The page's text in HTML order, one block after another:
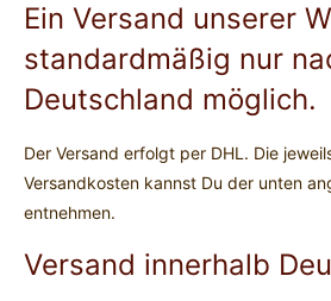
Ein Versand unserer
standardmäßig nur
Deutschland möglich.
Der Versand erfolgt per DHL. Die
Versandkosten kannst Du der unten
entnehmen.
Versand innerhalb